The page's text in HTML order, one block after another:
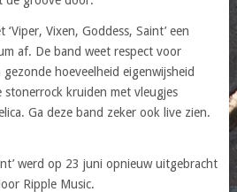
Vixen, Goddess, Saint’ een
af. De band weet respect voor
hoeveelheid eigenwijsheid
stonerrock kruiden met vleugjes
Ga deze band zeker ook live zien.
werd op 23 juni opnieuw uitgebracht
Ripple Music.